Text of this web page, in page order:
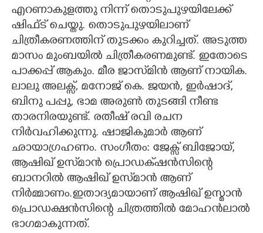
എറണാകുളത്തു നിന്ന് തൊടുപുഴയിലേക്ക്
ഷിഫ്ട് ചെയ്തു. തൊടുപുഴയിലാണ്
ചിത്രീകരണത്തിന് തുടക്കം കുറിച്ചത്. അടുത്ത
മാസം മുംബയിൽ ചിത്രീകരണമുണ്ട്. ഇതോടെ
പാക്കപ്പ് ആകും. മീര ജാസ്‌മിൻ ആണ് നായിക.
ലാലു അലക്സ്, മനോജ് കെ. ജയൻ, ഇർഷാദ്,
ബിനു പപ്പു, ഭാമ അരുൺ തുടങ്ങി നീണ്ട
താരനിരയുണ്ട്. രതീഷ് രവി രചന
നിർവഹിക്കുന്നു. ഷാജികുമാർ ആണ്
ഛായാഗ്രഹണം. സംഗീതം: ജേക്സ് ബിജോയ്,
ആഷിഖ് ഉസ്‌മാൻ പ്രൊഡക്‌ഷൻസിന്റെ
ബാനറിൽ ആഷിഖ് ഉസ്‌മാൻ ആണ്
നിർമ്മാണം.ഇതാദ്യമായാണ് ആഷിഖ് ഉസ്മാൻ
പ്രൊഡക്ഷൻസിന്റെ ചിത്രത്തിൽ മോഹൻലാൽ
ഭാഗമാകുന്നത്.